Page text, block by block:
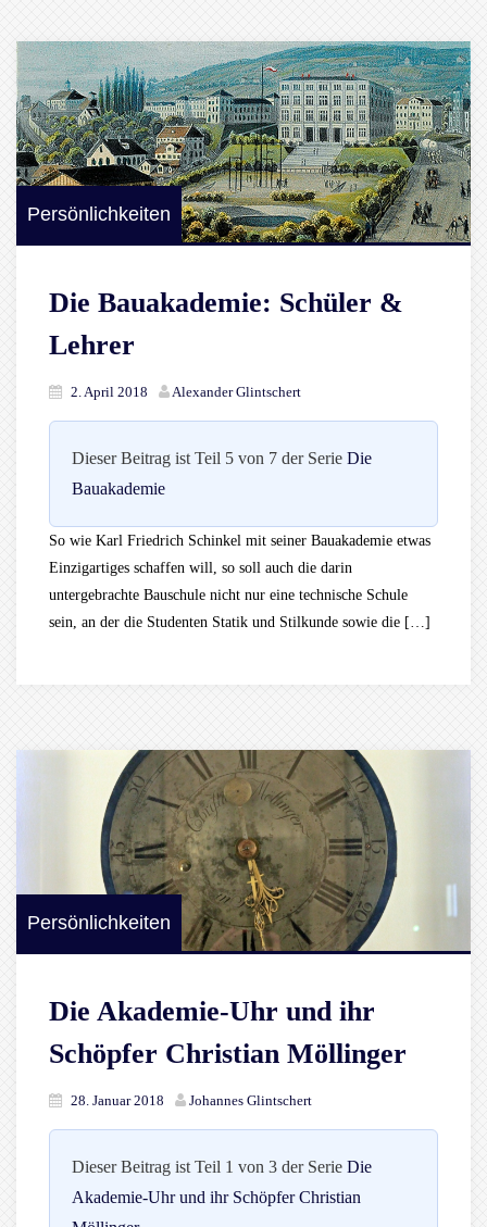
Persönlichkeiten
Die Bauakademie: Schüler &
Lehrer
2. April 2018 Alexander Glintschert
Dieser Beitrag ist Teil 5 von 7 der Serie Die
Bauakademie
So wie Karl Friedrich Schinkel mit seiner Bauakademie etwas
Einzigartiges schaffen will, so soll auch die darin
untergebrachte Bauschule nicht nur eine technische Schule
sein, an der die Studenten Statik und Stilkunde sowie die […]
Persönlichkeiten
Die Akademie-Uhr und ihr
Schöpfer Christian Möllinger
28. Januar 2018 Johannes Glintschert
Dieser Beitrag ist Teil 1 von 3 der Serie Die
Akademie-Uhr und ihr Schöpfer Christian